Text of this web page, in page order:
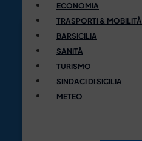
ECONOMIA
TRASPORTI & MOBILITÀ
BARSICILIA
SANITÀ
TURISMO
SINDACI DI SICILIA
METEO